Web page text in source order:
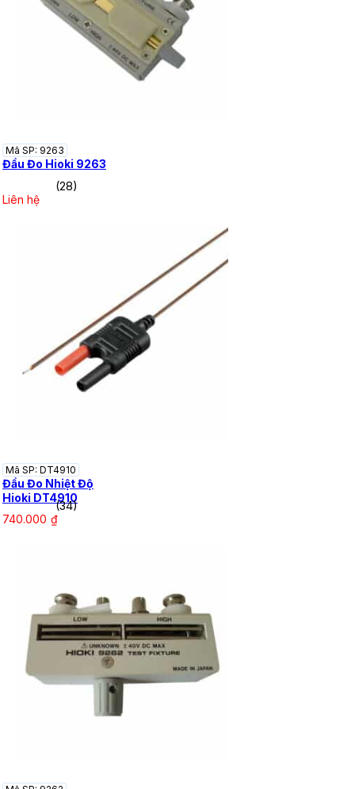
Mã SP: 9263
Đầu Đo Hioki 9263
(28)
Liên hệ
Mã SP: DT4910
Đầu Đo Nhiệt Độ
Hioki DT4910
(34)
740.000 ₫